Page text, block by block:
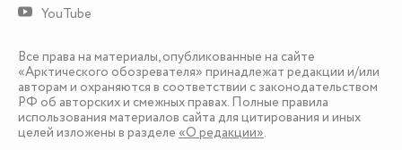
YouTube
Все права на материалы, опубликованные на сайте
«Арктического обозревателя» принадлежат редакции и/или
авторам и охраняются в соответствии с законодательством
РФ об авторских и смежных правах. Полные правила
использования материалов сайта для цитирования и иных
целей изложены в разделе «О редакции».